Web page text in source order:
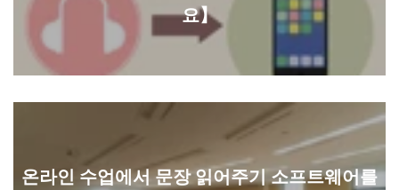
요】
온라인 수업에서 문장 읽어주기 소프트웨어를